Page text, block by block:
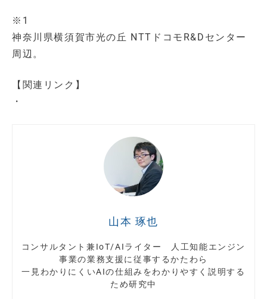
※1
神奈川県横須賀市光の丘 NTTドコモR&Dセンター
周辺。
【関連リンク】
・
山本 琢也
コンサルタント兼IoT/AIライター 人工知能エンジン
事業の業務支援に従事するかたわら
一見わかりにくいAIの仕組みをわかりやすく説明する
ため研究中